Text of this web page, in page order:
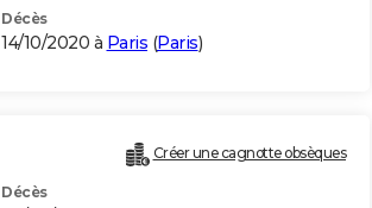
Décès
14/10/2020 à Paris (Paris)
Créer une cagnotte obsèques
Décès